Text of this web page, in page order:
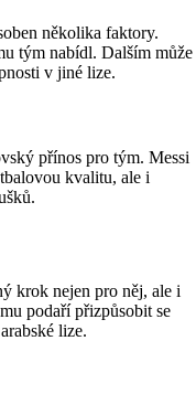
několika faktory.
tým nabídl. Dalším může
v jiné lize.
přínos pro tým. Messi
kvalitu, ale i
krok nejen pro něj, ale i
podaří přizpůsobit se
lize.